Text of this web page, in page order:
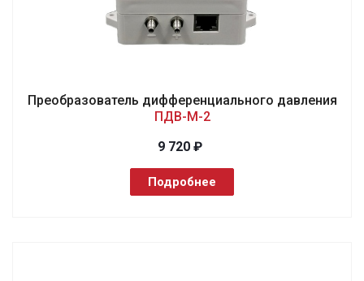
Преобразователь дифференциального давления
ПДВ-М-2
9 720 ₽
Подробнее